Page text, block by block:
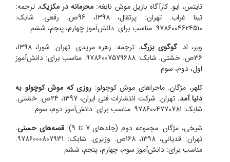
تایتس، ایو. کارآگاه بازیل موش نابغه: محرمانه در مکزیک. ترجمه:
تینا غراب. تهران: پرتقال، 1398، 96ص. رقعی. شابک:
9786004624510. مناسب برای: دانش‌آموز چهارم، پنجم، ششم
ویر، اد. گوگوی بزرگ.
ترجمه: زهره مریدی. تهران: شورا، 1398،
36ص. خشتی. شابک: 9786007579688. مناسب برای: دانش‌آموز
اول، دوم، سوم
کلهر، مژگان. ماجراهای موش کوچولو: روزی که موش کوچولو به
دنیا آمد.
تهران: شرکت انتشارات فنی ایران، 1397، 24ص. خشتی.
شابک: 9786004770781. مناسب برای: دانش‌آموز دوم، سوم
شیخی، مژگان. مجموعه دوم (جلدهای 7 تا 9):
قصه‌های حسنی.
تهران: قدیانی، 1398، 168ص. وزیری. شابک: 9786000807931.
مناسب برای: دانش‌آموز سوم، چهارم، پنجم، ششم